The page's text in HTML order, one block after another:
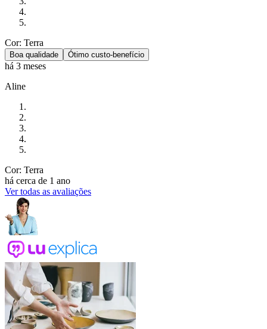
Cor: Terra
Boa qualidade Ótimo custo-benefício
há 3 meses
Aline
Cor: Terra
há cerca de 1 ano
Ver todas as avaliações